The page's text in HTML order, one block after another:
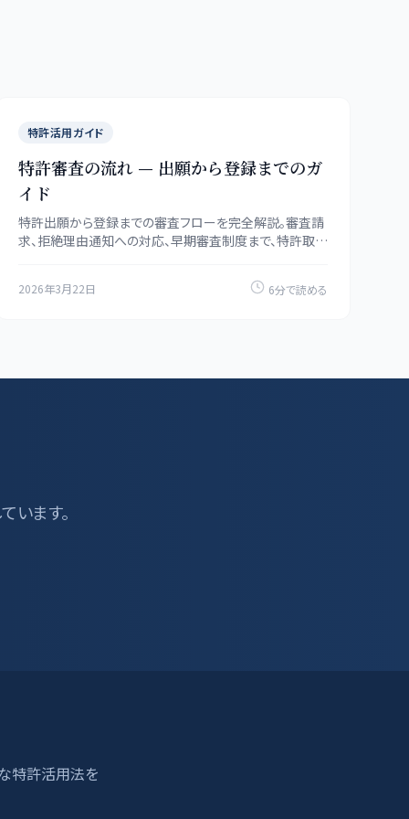
特許活用ガイド
特許審査の流れ — 出願から登録までのガ
イド
特許出願から登録までの審査フローを完全解説。審査請
求、拒絶理由通知への対応、早期審査制度まで、特許取得
2026年3月22日 6分で読める
ます。
特許活用法を